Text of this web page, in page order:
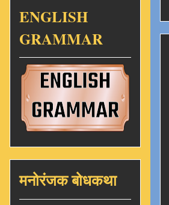
ENGLISH
GRAMMAR
मनोरंजक बोधकथा